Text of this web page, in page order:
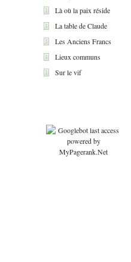
Là où la paix réside
La table de Claude
Les Anciens Francs
Lieux communs
Sur le vif